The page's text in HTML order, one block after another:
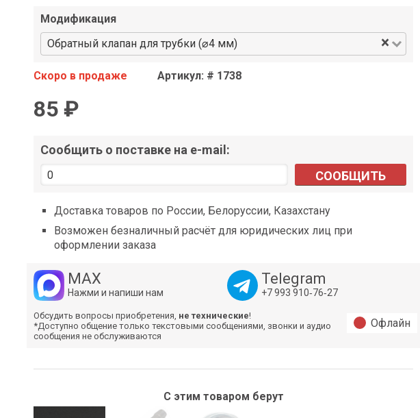
Модификация
Обратный клапан для трубки (⌀4 мм)
×
Скоро в продаже Артикул: # 1738
85 ₽
Сообщить о поставке на e-mail:
СООБЩИТЬ
Доставка товаров по России, Белоруссии, Казахстану
Возможен безналичный расчёт для юридических лиц при
оформлении заказа
MAX
Нажми и напиши нам
Telegram
+7 993 910‑76‑27
Обсудить вопросы приобретения, не технические!
*Доступно общение только текстовыми сообщениями, звонки и аудио
сообщения не обслуживаются
Офлайн
С этим товаром берут